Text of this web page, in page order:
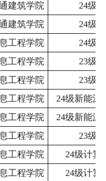
建筑学院
24级
建筑学院
24级
工程学院
24级
工程学院
23级
工程学院
23级
工程学院
24级新能源
工程学院
24级新能源
工程学院
23级
工程学院
24级计算
工程学院
24级计算